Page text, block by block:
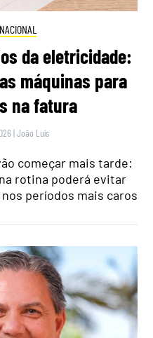
NACIONAL
da eletricidade:
máquinas para
na fatura
|João Luís
começar mais tarde:
rotina poderá evitar
períodos mais caros